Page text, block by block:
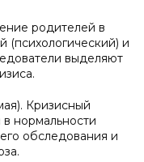
родителей в
(психологический) и
выделяют
Кризисный
нормальности
обследования и